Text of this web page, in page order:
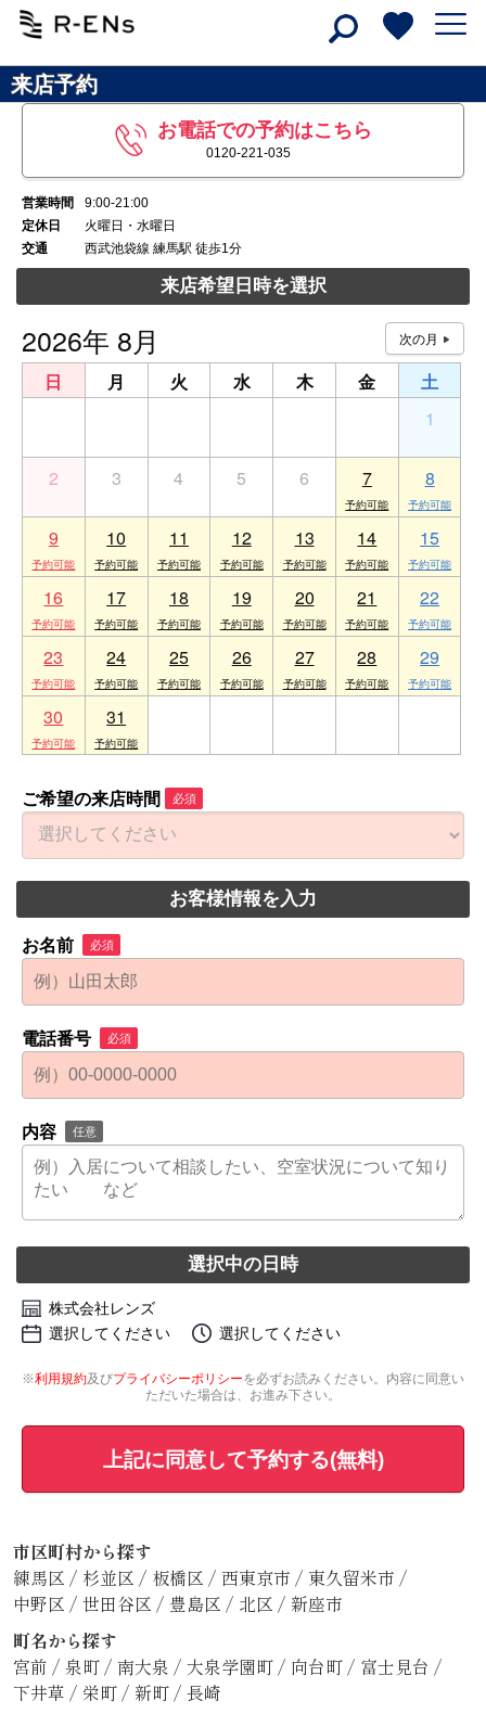
来店予約
お電話での予約はこちら
0120-221-035
営業時間
9:00-21:00
定休日
火曜日・水曜日
交通
西武池袋線 練馬駅 徒歩1分
来店希望日時を選択
2026年 8月
日 月 火 水 木 金
土
1
2 3 4 5 6 7 8
9 10 11 12 13 14 15
16 17 18 19 20 21 22
23 24 25 26 27 28 29
30 31
ご希望の来店時間 必須
お客様情報を入力
お名前 必須
電話番号 必須
内容 任意
選択中の日時
株式会社レンズ
選択してください
選択してください
※利用規約及びプライバシーポリシーを必ずお読みください。内容に同意い
ただいた場合は、お進み下さい。
上記に同意して予約する(無料)
市区町村から探す
練馬区 / 杉並区 / 板橋区 / 西東京市 / 東久留米市 /
中野区 / 世田谷区 / 豊島区 / 北区 / 新座市
町名から探す
宮前 / 泉町 / 南大泉 / 大泉学園町 / 向台町 / 富士見台 /
下井草 / 栄町 / 新町 / 長崎